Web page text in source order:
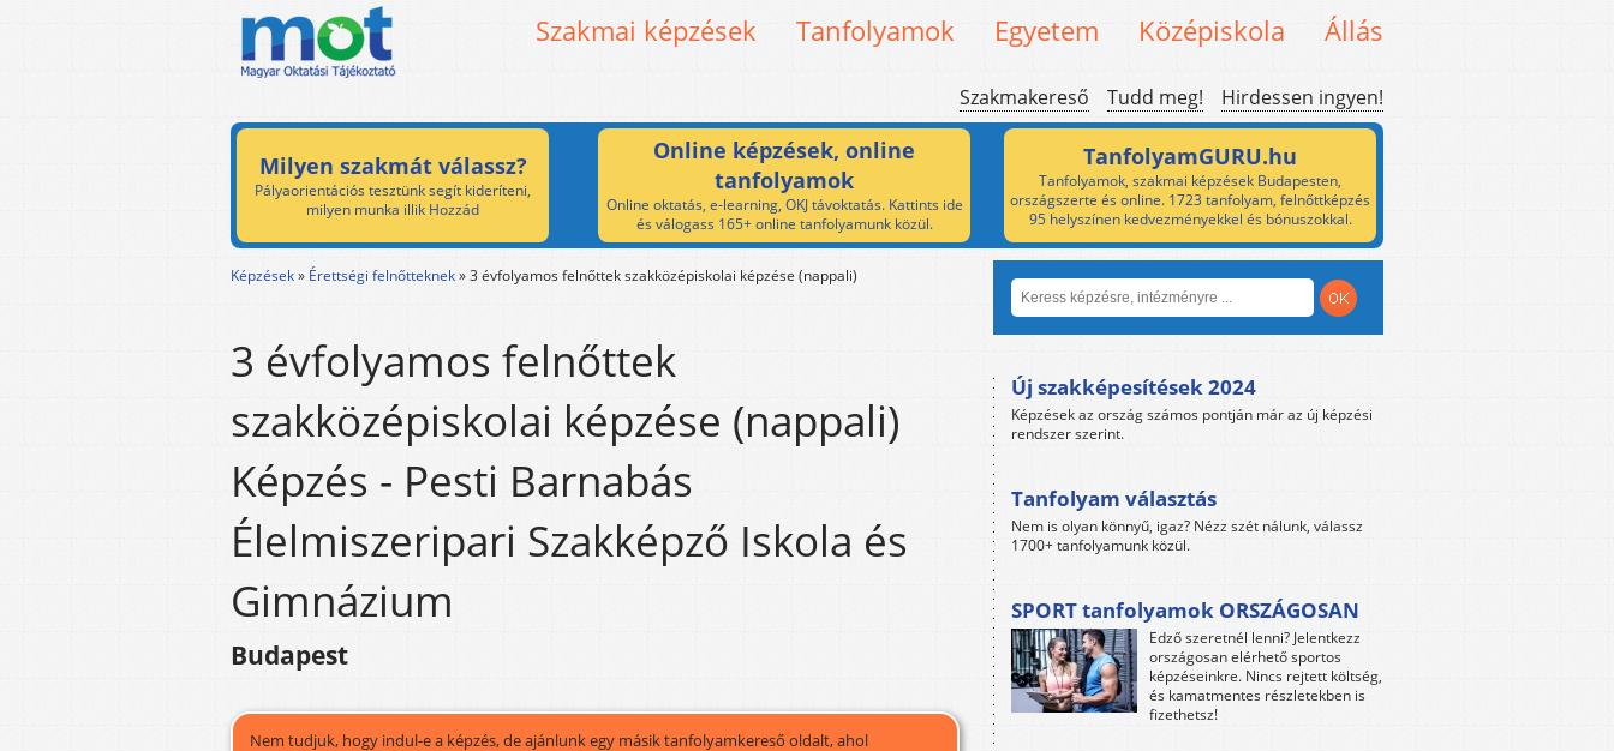
Szakmai képzések Tanfolyamok Egyetem Középiskola Állás
Szakmakereső Tudd meg! Hirdessen ingyen!
Milyen szakmát válassz?
Pályaorientációs tesztünk segít kideríteni,
milyen munka illik Hozzád
Online képzések, online
tanfolyamok
Online oktatás, e-learning, OKJ távoktatás. Kattints ide
és válogass 165+ online tanfolyamunk közül.
TanfolyamGURU.hu
Tanfolyamok, szakmai képzések Budapesten,
országszerte és online. 1723 tanfolyam, felnőttképzés
95 helyszínen kedvezményekkel és bónuszokkal.
Képzések» Érettségi felnőtteknek»3 évfolyamos felnőttek szakközépiskolai képzése (nappali)
3 évfolyamos felnőttek
szakközépiskolai képzése (nappali)
Képzés - Pesti Barnabás
Élelmiszeripari Szakképző Iskola és
Gimnázium
Budapest
Nem tudjuk, hogy indul-e a képzés, de ajánlunk egy másik tanfolyamkereső oldalt, ahol
Új szakképesítések 2024
Képzések az ország számos pontján már az új képzési
rendszer szerint.
Tanfolyam választás
Nem is olyan könnyű, igaz? Nézz szét nálunk, válassz
1700+ tanfolyamunk közül.
SPORT tanfolyamok ORSZÁGOSAN
Edző szeretnél lenni? Jelentkezz
országosan elérhető sportos
képzéseinkre. Nincs rejtett költség,
és kamatmentes részletekben is
fizethetsz!